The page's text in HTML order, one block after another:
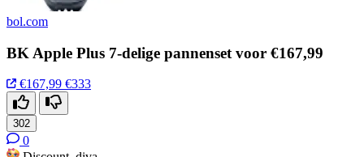
bol.com
BK Apple Plus 7-delige pannenset voor €167,99
€167,99 €333
302
0